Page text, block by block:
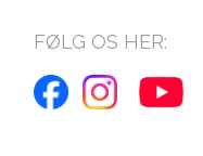
FØLG OS HER: